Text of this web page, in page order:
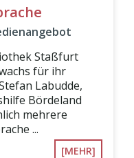
Staßfurt
für ihr
Labudde,
Bördeland
mehrere
...
[MEHR]